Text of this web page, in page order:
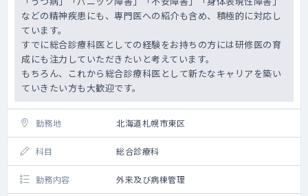
などの精神疾患にも、専門医への紹介も含め、積極的に対応し
ています。
すでに総合診療科医としての経験をお持ちの方には研修医の育
成にも注力していただきたいと考えています。
もちろん、これから総合診療科医として新たなキャリアを築い
ていきたい方も大歓迎です。
勤務地 北海道札幌市東区
科目 総合診療科
勤務内容 外来及び病棟管理